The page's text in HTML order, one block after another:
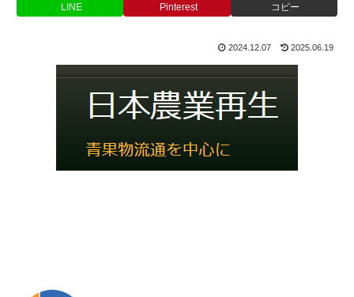
LINE Pinterest コピー
2024.12.07 2025.06.19